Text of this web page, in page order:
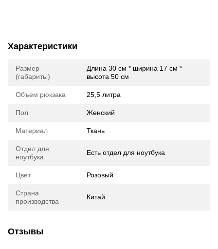
Характеристики
Размер
(габариты)
Длина 30 см * ширина 17 см *
высота 50 см
Объем рюкзака 25,5 литра
Пол Женский
Материал Ткань
Отдел для
ноутбука
Есть отдел для ноутбука
Цвет Розовый
Страна
производства
Китай
Отзывы